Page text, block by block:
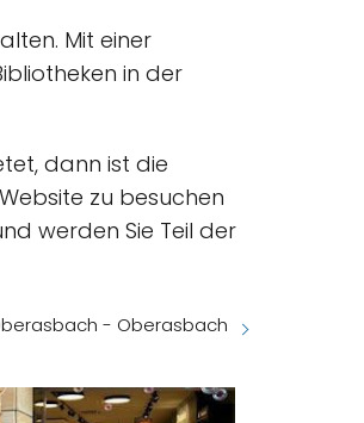
Mit einer
in der
dann ist die
zu besuchen
werden Sie Teil der
- Oberasbach